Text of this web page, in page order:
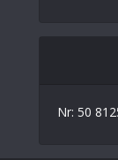
Nr: 50